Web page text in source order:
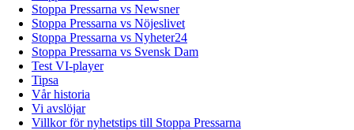
Stoppa Pressarna vs Newsner
Stoppa Pressarna vs Nöjeslivet
Stoppa Pressarna vs Nyheter24
Stoppa Pressarna vs Svensk Dam
Test VI-player
Tipsa
Vår historia
Vi avslöjar
Villkor för nyhetstips till Stoppa Pressarna